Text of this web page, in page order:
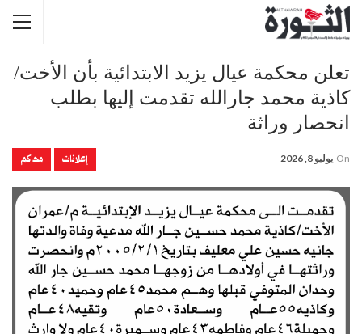
تعلن محكمة عيال يزيد الابتدائية بأن الأخت/
كاذية محمد جارالله تقدمت إليها بطلب
انحصار وراثة
إعلانات محاكم On يوليو 8, 2026